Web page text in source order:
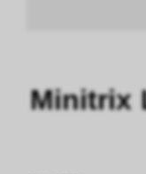
Minitrix